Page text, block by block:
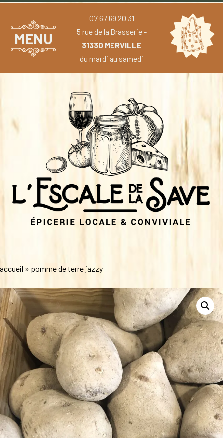
MENU
07 67 69 20 31
5 rue de la Brasserie -
31330 MERVILLE
du mardi au samedi
accueil » pomme de terre jazzy